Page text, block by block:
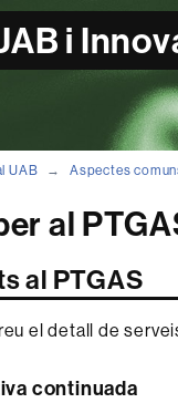
i
UAB Aspectes
al
al PTGAS
el detall de
continuada